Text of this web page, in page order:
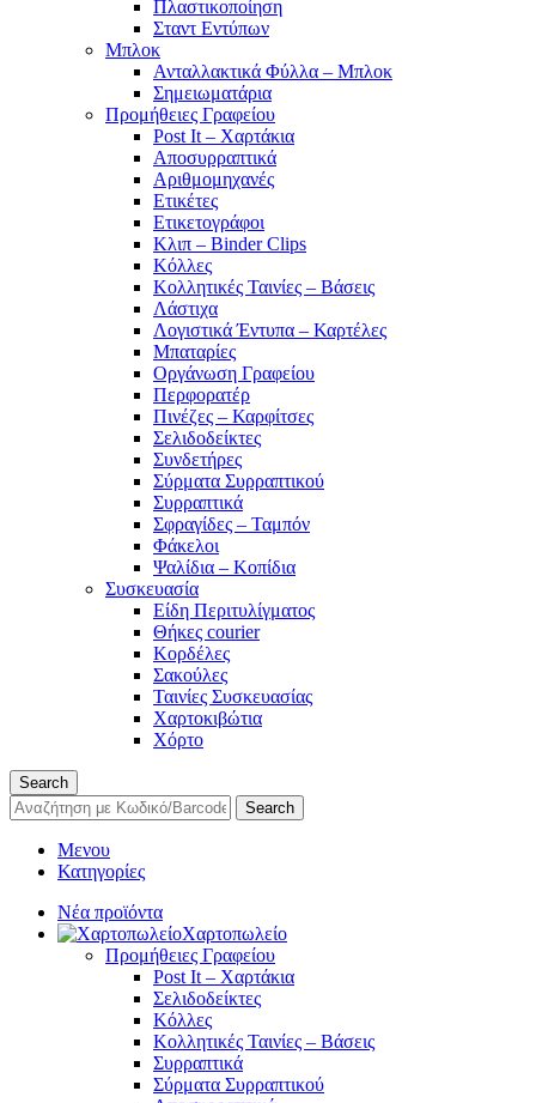
Πλαστικοποίηση
Σταντ Εντύπων
Μπλοκ
Ανταλλακτικά Φύλλα – Μπλοκ
Σημειωματάρια
Προμήθειες Γραφείου
Post It – Χαρτάκια
Αποσυρραπτικά
Αριθμομηχανές
Ετικέτες
Ετικετογράφοι
Κλιπ – Binder Clips
Κόλλες
Κολλητικές Ταινίες – Βάσεις
Λάστιχα
Λογιστικά Έντυπα – Καρτέλες
Μπαταρίες
Οργάνωση Γραφείου
Περφορατέρ
Πινέζες – Καρφίτσες
Σελιδοδείκτες
Συνδετήρες
Σύρματα Συρραπτικού
Συρραπτικά
Σφραγίδες – Ταμπόν
Φάκελοι
Ψαλίδια – Κοπίδια
Συσκευασία
Είδη Περιτυλίγματος
Θήκες courier
Κορδέλες
Σακούλες
Ταινίες Συσκευασίας
Χαρτοκιβώτια
Χόρτο
Search
Search
Μενου
Κατηγορίες
Νέα προϊόντα
Χαρτοπωλείο
Προμήθειες Γραφείου
Post It – Χαρτάκια
Σελιδοδείκτες
Κόλλες
Κολλητικές Ταινίες – Βάσεις
Συρραπτικά
Σύρματα Συρραπτικού